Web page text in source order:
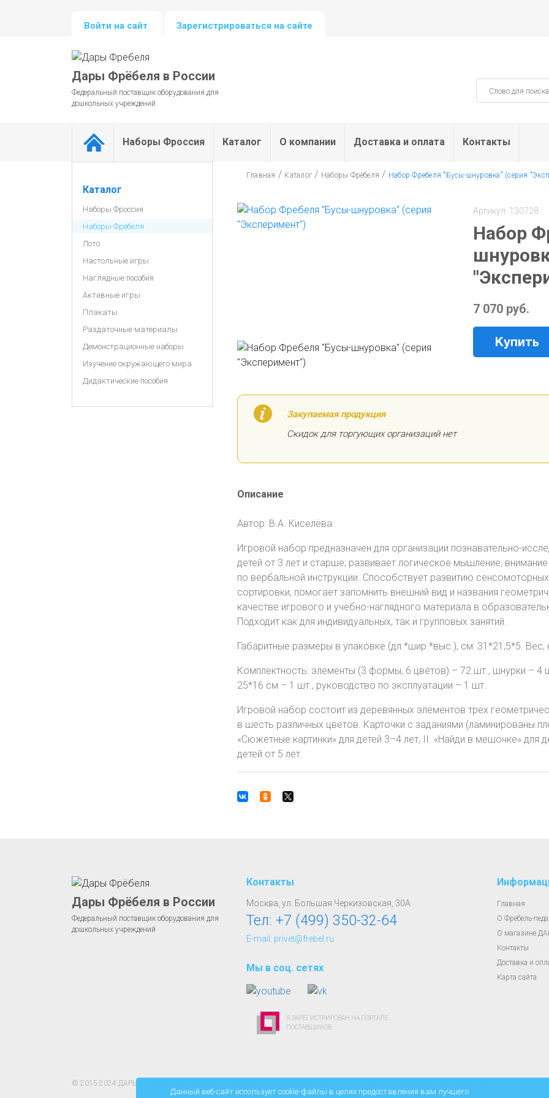
Войти на сайт Зарегистрироваться на сайте
Дары Фрёбеля в России
Федеральный поставщик оборудования для
дошкольных учреждений
Наборы Фроссия Каталог О компании Доставка и оплата Контакты
Каталог
Наборы Фроссия
Наборы Фрёбеля
Лото
Настольные игры
Наглядные пособия
Активные игры
Плакаты
Раздаточные материалы
Демонстрационные наборы
Изучение окружающего мира
Дидактические пособия
Главная / Каталог / Наборы Фрёбеля / Набор Фребеля "Бусы-шнуровка" (серия
Артикул: 130728
Набор
7 070 руб.
Купить
Закупаемая продукция
Скидок для торгующих организаций нет
Описание
Автор: В.А. Киселёва
Игровой набор предназначен для организации познавательно-
детей от 3 лет и старше; развивает логическое мышление,
по вербальной инструкции. Способствует развитию
сортировки, помогает запомнить внешний вид и названия
качестве игрового и учебно-наглядного материала в
Подходит как для индивидуальных, так и групповых занятий.
Габаритные размеры в упаковке (дл.*шир.*выс.), см: 31*21,5*5. Вес,
Комплектность: элементы (3 формы, 6 цветов) – 72 шт., шнурки – 4
25*16 см – 1 шт., руководство по эксплуатации – 1 шт.
Игровой набор состоит из деревянных элементов трех
в шесть различных цветов. Карточки с заданиями (ламинированы
«Сюжетные картинки» для детей 3–4 лет, II. «Найди в мешочке» для
детей от 5 лет.​
Дары Фрёбеля в России
Федеральный поставщик оборудования для
дошкольных учреждений
Контакты
Москва, ул. Большая Черкизовская, 30А
Тел: +7 (499) 350-32-64
E-mail: privet@frebel.ru
Мы в соц. сетях
Я ЗАРЕГИСТРИРОВАН НА ПОРТАЛЕ
ПОСТАВЩИКОВ
Главная
О Фрёбель-
О магазине
Контакты
Доставка и
Карта сайта
© 2015-2024 ДАРЫ ФРЁБЕЛЯ. Без письменного разрешения владельца любое использование материалов сайта запрещено.
Данный веб-сайт использует cookie-файлы в целях предоставления вам лучшего